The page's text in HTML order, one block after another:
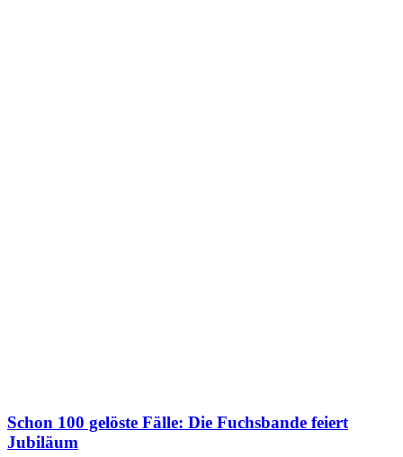
Schon 100 gelöste Fälle: Die Fuchsbande feiert
Jubiläum